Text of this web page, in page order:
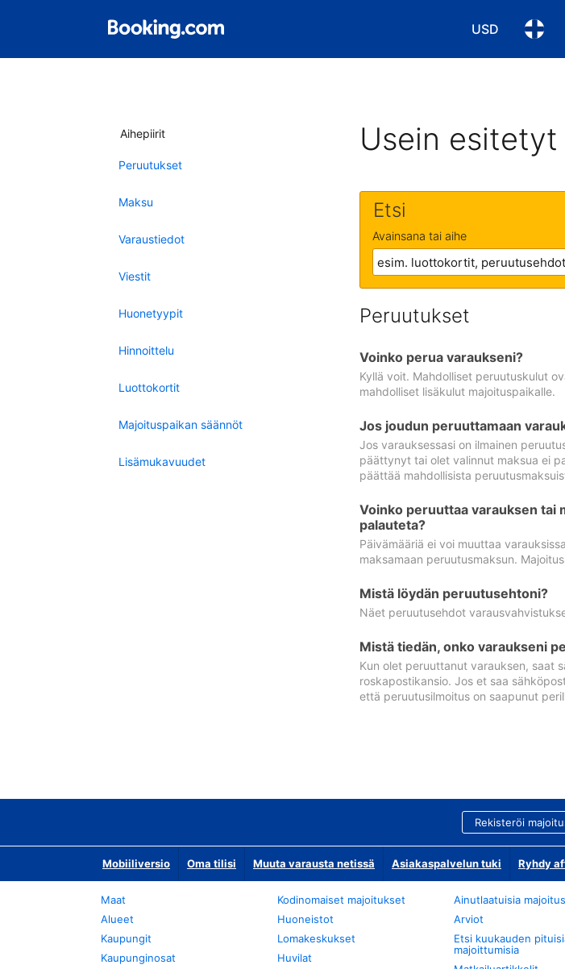
USD
Valitse
Aihepiirit
Peruutukset
Maksu
Varaustiedot
Viestit
Huonetyypit
Hinnoittelu
Luottokortit
Majoituspaikan säännöt
Lisämukavuudet
Usein
Etsi
Avainsana tai aihe
Peruutukset
Voinko perua varaukseni?
Kyllä voit. Mahdolliset peruutuskulut
mahdolliset lisäkulut majoituspaikalle.
Jos joudun peruuttamaan
Jos varauksessasi on ilmainen
päättynyt tai olet valinnut maksua ei
päättää mahdollisista
Voinko peruuttaa varauksen tai
palauteta?
Päivämääriä ei voi muuttaa
maksamaan peruutusmaksun.
Mistä löydän peruutusehtoni?
Näet peruutusehdot
Mistä tiedän, onko varaukseni
Kun olet peruuttanut varauksen, saat
roskapostikansio. Jos et saa
että peruutusilmoitus on saapunut
Rekisteröi
Mobiiliversio Oma tilisi Muuta varausta netissä Asiakaspalvelun tuki Ryhdy
Maat
Alueet
Kaupungit
Kaupunginosat
Kodinomaiset majoitukset
Huoneistot
Lomakeskukset
Huvilat
Ainutlaatuisia
Arviot
Etsi kuukauden
majoittumisia